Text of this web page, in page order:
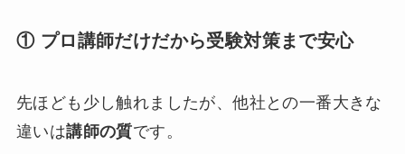
① プロ講師だけだから受験対策まで安心
先ほども少し触れましたが、他社との一番大きな
違いは講師の質です。